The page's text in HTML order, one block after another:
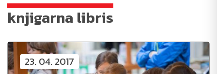
knjigarna libris
23. 04. 2017